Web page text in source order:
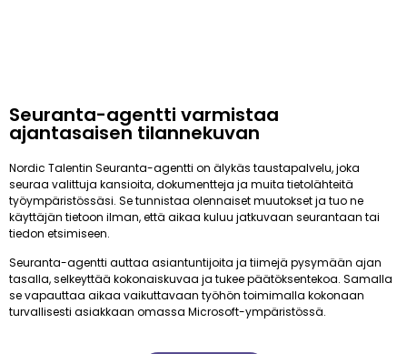
Seuranta-agentti varmistaa
ajantasaisen tilannekuvan
Nordic Talentin Seuranta-agentti on älykäs taustapalvelu, joka
seuraa valittuja kansioita, dokumentteja ja muita tietolähteitä
työympäristössäsi. Se tunnistaa olennaiset muutokset ja tuo ne
käyttäjän tietoon ilman, että aikaa kuluu jatkuvaan seurantaan tai
tiedon etsimiseen.
Seuranta-agentti auttaa asiantuntijoita ja tiimejä pysymään ajan
tasalla, selkeyttää kokonaiskuvaa ja tukee päätöksentekoa. Samalla
se vapauttaa aikaa vaikuttavaan työhön toimimalla kokonaan
turvallisesti asiakkaan omassa Microsoft-ympäristössä.